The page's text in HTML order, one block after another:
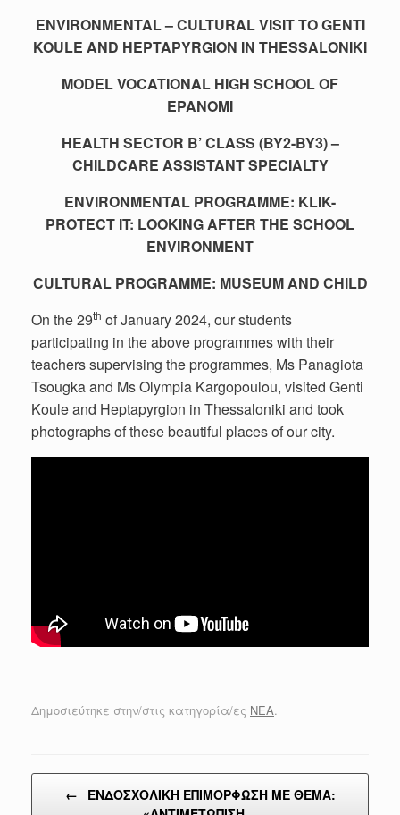
ENVIRONMENTAL – CULTURAL VISIT TO GENTI
KOULE AND HEPTAPYRGION IN THESSALONIKI
MODEL VOCATIONAL HIGH SCHOOL OF
EPANOMI
HEALTH SECTOR B’ CLASS (BY2-BY3) –
CHILDCARE ASSISTANT SPECIALTY
ENVIRONMENTAL PROGRAMME: KLIK-
PROTECT IT: LOOKING AFTER THE SCHOOL
ENVIRONMENT
CULTURAL PROGRAMME: MUSEUM AND CHILD
On the 29th of January 2024, our students
participating in the above programmes with their
teachers supervising the programmes, Ms Panagiota
Tsougka and Ms Olympia Kargopoulou, visited Genti
Koule and Heptapyrgion in Thessaloniki and took
photographs of these beautiful places of our city.
Δημοσιεύτηκε στην/στις κατηγορία/ες ΝΕΑ.
Post navigation
←
ΕΝΔΟΣΧΟΛΙΚΗ ΕΠΙΜΟΡΦΩΣΗ ΜΕ ΘΕΜΑ: